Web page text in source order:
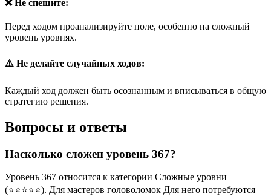
❌ Не спешите:
Перед ходом проанализируйте поле, особенно на сложный
уровень уровнях.
⚠️ Не делайте случайных ходов:
Каждый ход должен быть осознанным и вписываться в общую
стратегию решения.
Вопросы и ответы
Насколько сложен уровень 367?
Уровень 367 относится к категории Сложные уровни
(⭐⭐⭐⭐⭐). Для мастеров головоломок Для него потребуются